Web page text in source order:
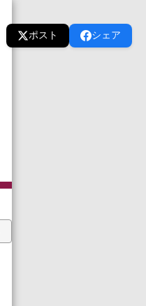
ポスト シェア